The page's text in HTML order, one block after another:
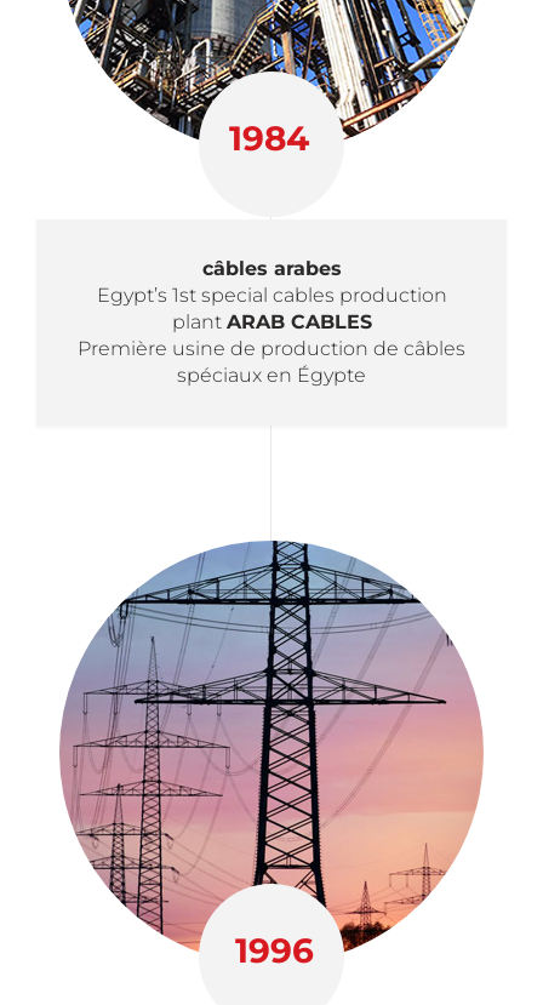
1984
câbles arabes
Egypt’s 1st special cables production
plant ARAB CABLES
Première usine de production de câbles
spéciaux en Égypte
1996